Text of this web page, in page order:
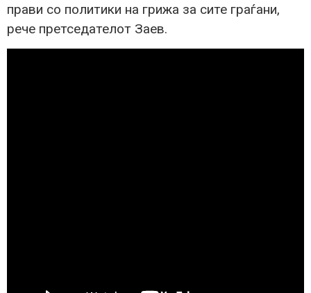
прави со политики на грижа за сите граѓани,
рече претседателот Заев.